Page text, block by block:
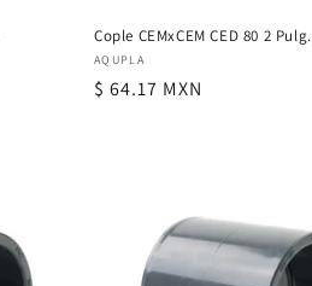
Cople CEMxCEM CED 80 2 Pulg.
Proveedor:
AQUPLA
Precio
$ 64.17 MXN